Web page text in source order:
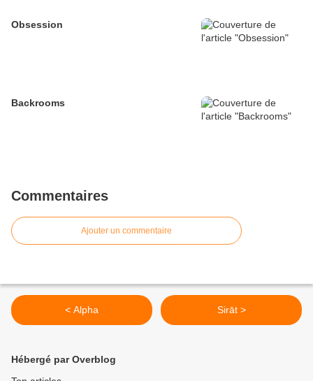
Obsession
Backrooms
Commentaires
Ajouter un commentaire
< Alpha Sirāt >
Hébergé par Overblog